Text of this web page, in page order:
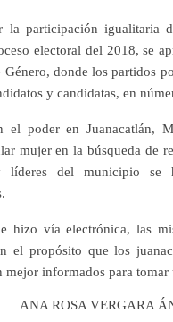
la participación igualitaria
electoral del 2018, se
Género, donde los partidos
y candidatas, en
el poder en Juanacatlán,
mujer en la búsqueda de
líderes del municipio se
hizo vía electrónica, las
el propósito que los
mejor informados para tomar
ANA ROSA VERGARA